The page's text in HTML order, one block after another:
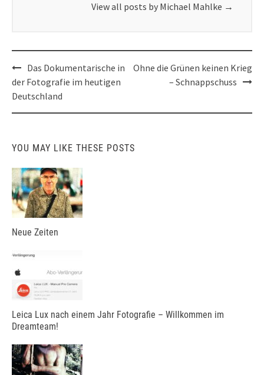
View all posts by Michael Mahlke →
Post
navigation
Das Dokumentarische in
der Fotografie im heutigen
Deutschland
Ohne die Grünen keinen Krieg
– Schnappschuss
YOU MAY LIKE THESE POSTS
Neue Zeiten
Leica Lux nach einem Jahr Fotografie – Willkommen im
Dreamteam!